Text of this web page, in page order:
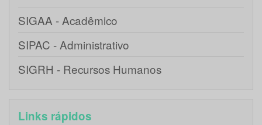
SIGAA - Acadêmico
SIPAC - Administrativo
SIGRH - Recursos Humanos
Links rápidos